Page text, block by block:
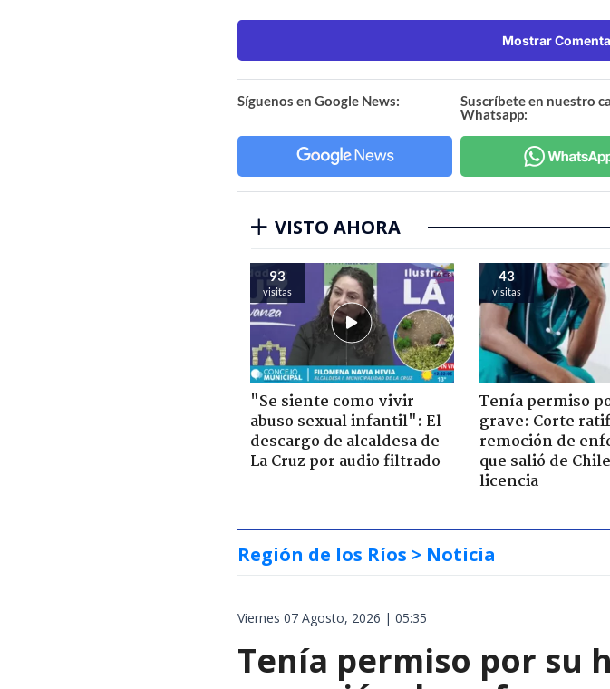
Mostrar
Síguenos en Google News:
Suscríbete en nuestro
Whatsapp:
VISTO AHORA
93
visitas
"Se siente como vivir
abuso sexual infantil": El
descargo de alcaldesa de
La Cruz por audio filtrado
43
visitas
Tenía permiso
grave: Corte
remoción de
que salió de
licencia
Región de los Ríos > Noticia
Viernes 07 Agosto, 2026 | 05:35
Tenía permiso por su